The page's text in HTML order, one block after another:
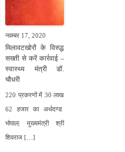
नवम्बर 17, 2020
मिलावटखोरों के विरुद्ध
सख्ती से करें कार्रवाई –
स्वास्थ्य मंत्री डॉ.
चौधरी
220 प्रकरणों में 30 लाख
62 हजार का अर्थदण्ड
भोपाल| मुख्यमंत्री श्री
शिवराज […]